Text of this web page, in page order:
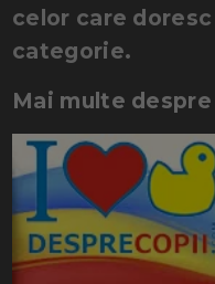
celor care
categorie.
Mai multe despre